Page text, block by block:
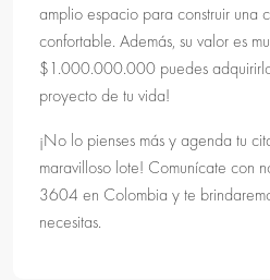
amplio espacio para construir una
confortable. Además, su valor es
$1.000.000.000 puedes
proyecto de tu vida!
¡No lo pienses más y agenda tu
maravilloso lote! Comunícate con
3604 en Colombia y te
necesitas.